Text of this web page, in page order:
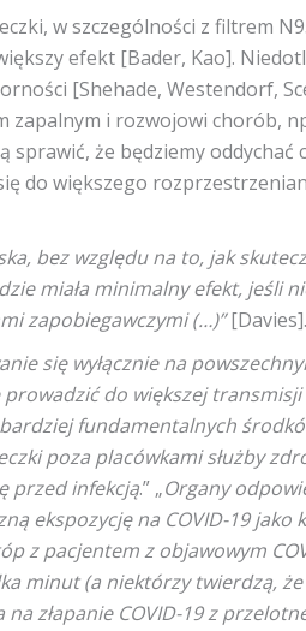
w szczególności z filtrem
efekt [Bader, Kao].
[Shehade, Westendorf,
zapalnym i rozwojowi chorób,
sprawić, że będziemy oddychać
do większego
bez względu na to, jak
miała minimalny efekt, jeśli
zapobiegawczymi (…)”[Davies].
się wyłącznie na
do większej transmisji
fundamentalnych
poza placówkami służby
przed infekcją.” „Organy
ekspozycję na COVID-19
z pacjentem z objawowym
minut (a niektórzy twierdzą,
na złapanie COVID-19 z